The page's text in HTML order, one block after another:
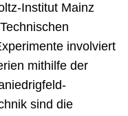
Institut Mainz
involviert
mithilfe der
sind die